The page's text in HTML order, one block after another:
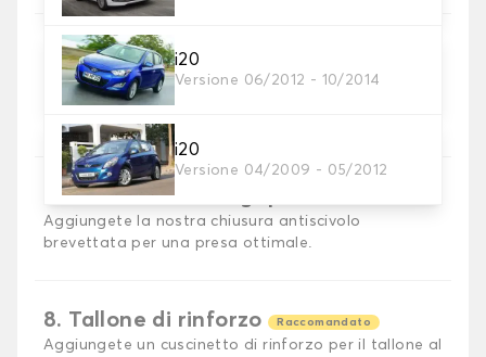
i20
Versione 06/2012 - 10/2014
i20
Versione 04/2009 - 05/2012
6. Colore dela cinghia
Scegliere il colore del cinturino.
7. Antiscivolo Autogrip®
Aggiungete la nostra chiusura antiscivolo
brevettata per una presa ottimale.
8. Tallone di rinforzo Raccomandato
Aggiungete un cuscinetto di rinforzo per il tallone al